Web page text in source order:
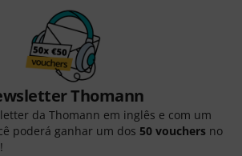
Thomann
da Thomann em inglês e com um
poderá ganhar um dos 50 vouchers no